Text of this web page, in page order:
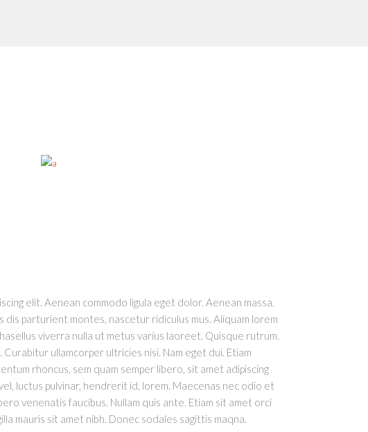
elit. Aenean commodo ligula eget dolor. Aenean massa.
dis parturient montes, nascetur ridiculus mus. Aliquam lorem
viverra nulla ut metus varius laoreet. Quisque rutrum.
ullamcorper ultricies nisi. Nam eget dui. Etiam
rhoncus, sem quam semper libero, sit amet adipiscing
luctus pulvinar, hendrerit id, lorem. Maecenas nec odio et
venenatis faucibus. Nullam quis ante. Etiam sit amet orci
mauris sit amet nibh. Donec sodales sagittis maqna.